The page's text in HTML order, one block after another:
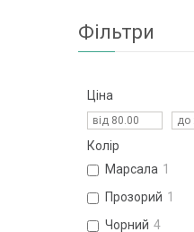
Фільтри
Ціна
Колір
Марсала 1
Прозорий 1
Чорний 4